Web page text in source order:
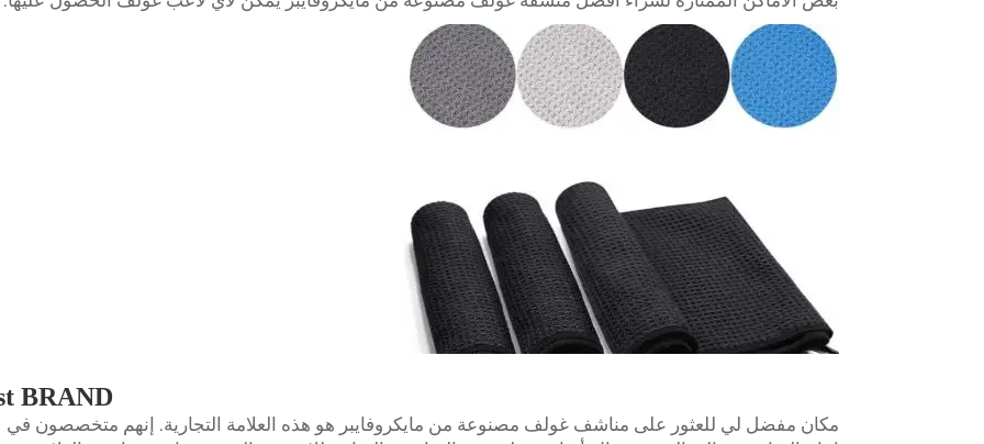
BRAND
مكان مفضل لي للعثور على مناشف غولف مصنوعة من مايكروفايبر هو هذه العلامة التجارية. إنهم متخصصون في